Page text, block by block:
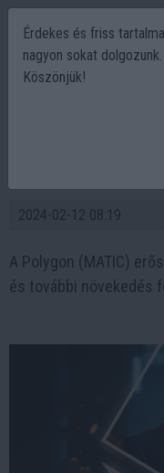
2024-02-12 08:19
A Polygon (MATIC)
és további növekedés
Érdekes és friss
nagyon sokat
Köszönjük!